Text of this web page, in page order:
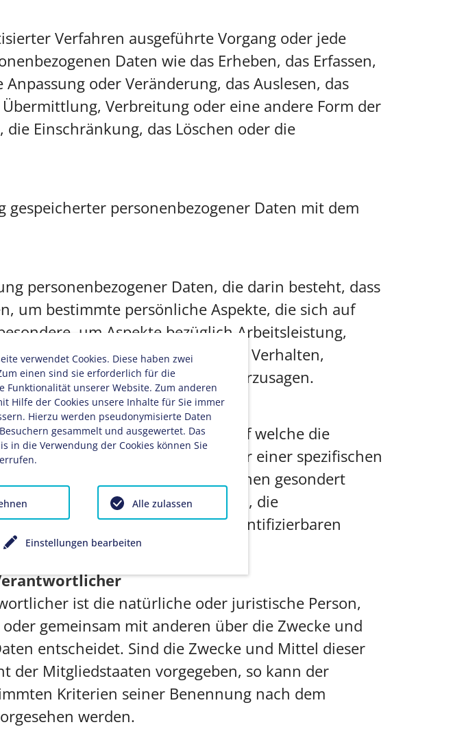
Verfahren ausgeführte Vorgang oder jede
Daten wie das Erheben, das Erfassen,
oder Veränderung, das Auslesen, das
Verbreitung oder eine andere Form der
Einschränkung, das Löschen oder die
personenbezogener Daten mit dem
personenbezogener Daten, die darin besteht, dass
um bestimmte persönliche Aspekte, die sich auf
um Aspekte bezüglich Arbeitsleistung,
Interessen, Zuverlässigkeit, Verhalten,
zu analysieren oder vorherzusagen.
Daten in einer Weise, auf welche die
Informationen nicht mehr einer spezifischen
diese zusätzlichen Informationen gesondert
Maßnahmen unterliegen, die
nicht einer identifizierten oder identifizierbaren
ist die natürliche oder juristische Person,
gemeinsam mit anderen über die Zwecke und
entscheidet. Sind die Zwecke und Mittel dieser
der Mitgliedstaaten vorgegeben, so kann der
Kriterien seiner Benennung nach dem
werden.
verwendet Cookies. Diese haben zwei
einen sind sie erforderlich für die
Funktionalität unserer Website. Zum anderen
Hilfe der Cookies unsere Inhalte für Sie immer
Hierzu werden pseudonymisierte Daten
gesammelt und ausgewertet. Das
in die Verwendung der Cookies können Sie
Einstellungen bearbeiten
Alle zulassen